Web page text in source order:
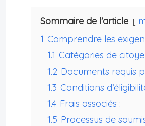
Sommaire de l'article
1 Comprendre les
1.1 Catégories de
1.2 Documents requis
1.3 Conditions
1.4 Frais associés :
1.5 Processus de